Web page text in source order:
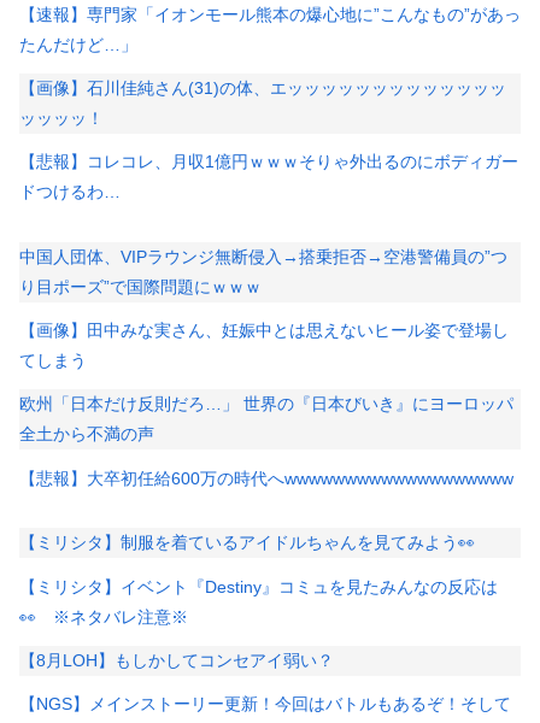
【速報】専門家「イオンモール熊本の爆心地に”こんなもの”があっ
たんだけど…」
【画像】石川佳純さん(31)の体、エッッッッッッッッッッッッッ
ッッッッ！
【悲報】コレコレ、月収1億円ｗｗｗそりゃ外出るのにボディガー
ドつけるわ…
中国人団体、VIPラウンジ無断侵入→搭乗拒否→空港警備員の”つ
り目ポーズ”で国際問題にｗｗｗ
【画像】田中みな実さん、妊娠中とは思えないヒール姿で登場し
てしまう
欧州「日本だけ反則だろ…」 世界の『日本びいき』にヨーロッパ
全土から不満の声
【悲報】大卒初任給600万の時代へwwwwwwwwwwwwwwwwwww
【ミリシタ】制服を着ているアイドルちゃんを見てみよう👀
【ミリシタ】イベント『Destiny』コミュを見たみんなの反応は
👀 ※ネタバレ注意※
【8月LOH】もしかしてコンセアイ弱い？
【NGS】メインストーリー更新！今回はバトルもあるぞ！そして